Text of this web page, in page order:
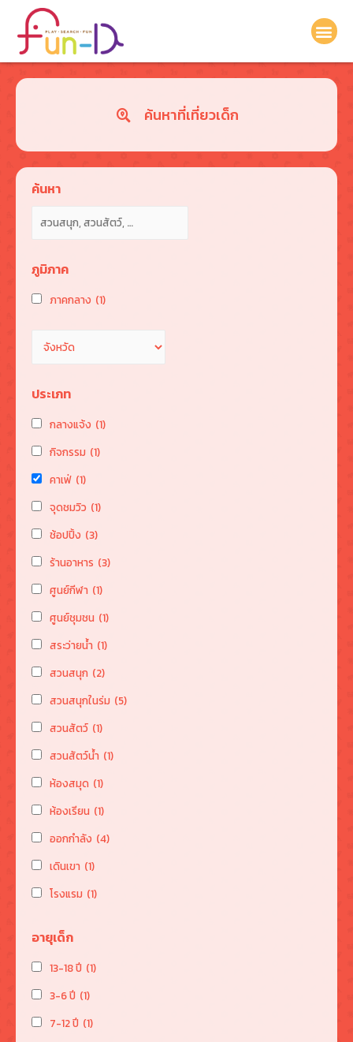
ค้นหาที่เที่ยวเด็ก
ค้นหา
ภูมิภาค
ภาคกลาง (1)
ประเภท
กลางแจ้ง (1)
กิจกรรม (1)
คาเฟ่ (1)
จุดชมวิว (1)
ช้อปปิ้ง (3)
ร้านอาหาร (3)
ศูนย์กีฬา (1)
ศูนย์ชุมชน (1)
สระว่ายน้ำ (1)
สวนสนุก (2)
สวนสนุกในร่ม (5)
สวนสัตว์ (1)
สวนสัตว์น้ำ (1)
ห้องสมุด (1)
ห้องเรียน (1)
ออกกำลัง (4)
เดินเขา (1)
โรงแรม (1)
อายุเด็ก
13-18 ปี (1)
3-6 ปี (1)
7-12 ปี (1)